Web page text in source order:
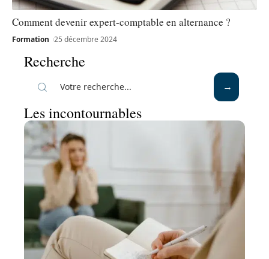
Comment devenir expert-comptable en alternance ?
Formation 25 décembre 2024
Recherche
Les incontournables